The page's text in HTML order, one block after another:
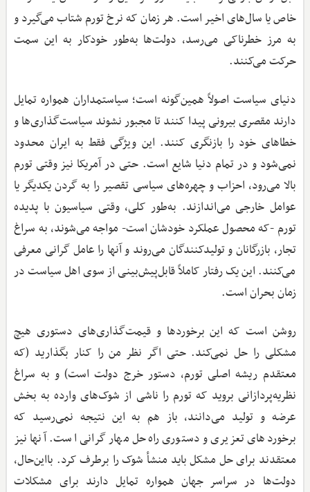
خاص یا سال‌های اخیر است. هر زمان که نرخ تورم شتاب می‌گیرد و
به مرز خطرناکی می‌رسد، دولت‌ها به‌طور خودکار به این سمت
حرکت می‌کنند.
دنیای سیاست اصولاً همین‌گونه است؛ سیاستمداران همواره تمایل
دارند مقصری بیرونی پیدا کنند تا مجبور نشوند سیاست‌گذاری‌ها و
خطاهای خود را بازنگری کنند. این ویژگی فقط به ایران محدود
نمی‌شود و در تمام دنیا شایع است. حتی در آمریکا نیز وقتی تورم
بالا می‌رود، احزاب و چهره‌های سیاسی تقصیر را به گردن یکدیگر یا
عوامل خارجی می‌اندازند. به‌طور کلی، وقتی سیاسیون با پدیده
تورم -که محصول عملکرد خودشان است- مواجه می‌شوند، به سراغ
تجار، بازرگانان و تولیدکنندگان می‌روند و آنها را عامل گرانی معرفی
می‌کنند. این یک رفتار کاملاً قابل‌پیش‌بینی از سوی اهل سیاست در
زمان بحران است.
روشن است که این برخوردها و قیمت‌گذاری‌های دستوری هیچ
مشکلی را حل نمی‌کند. حتی اگر نظر من را کنار بگذارید (که
معتقدم ریشه اصلی تورم، دستور خرج دولت است) و به سراغ
نظریه‌پردازانی بروید که تورم را ناشی از شوک‌های وارده به بخش
عرضه و تولید می‌دانند، باز هم به این نتیجه نمی‌رسید که
برخوردهای تعزیری و دستوری راه‌حل مهار گرانی است. آنها نیز
معتقدند برای حل مشکل باید منشأ شوک را برطرف کرد. بااین‌حال،
دولت‌ها در سراسر جهان همواره تمایل دارند برای مشکلات